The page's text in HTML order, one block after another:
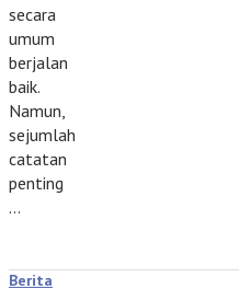
secara
umum
berjalan
baik.
Namun,
sejumlah
catatan
penting
…
Berita